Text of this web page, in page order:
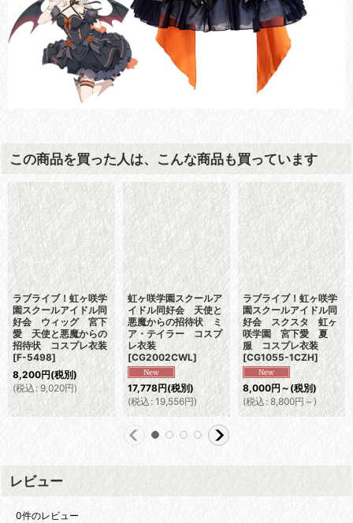
この商品を買った人は、こんな商品も買っています
ラブライブ！虹ヶ咲学
園スクールアイドル同
好会 ウィッグ 宮下
愛 天使と悪魔からの
招待状 コスプレ衣装
[F-5498]
8,200円(税別)
(税込: 9,020円)
虹ヶ咲学園スクールア
イドル同好会 天使と
悪魔からの招待状 ミ
ア・テイラー コスプ
レ衣装
[CG2002CWL]
17,778円(税別)
(税込: 19,556円)
ラブライブ！虹ヶ咲学
園スクールアイドル同
好会 スクスタ 虹ヶ
咲学園 宮下愛 夏
服 コスプレ衣装
[CG1055-1CZH]
8,000円～(税別)
(税込 : 8,800円～)
レビュー
0件のレビュー